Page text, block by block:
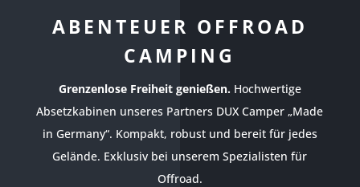
ABENTEUER OFFROAD
CAMPING
Grenzenlose Freiheit genießen.Hochwertige
Absetzkabinen unseres Partners DUX Camper „Made
in Germany“. Kompakt, robust und bereit für jedes
Gelände. Exklusiv bei unserem Spezialisten für
Offroad.